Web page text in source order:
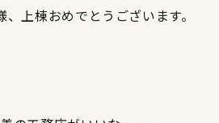
上棟おめでとうございます。